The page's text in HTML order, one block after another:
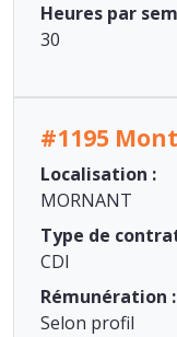
Heures par
30
#1195
Localisation :
MORNANT
Type de
CDI
Rémunération :
Selon profil